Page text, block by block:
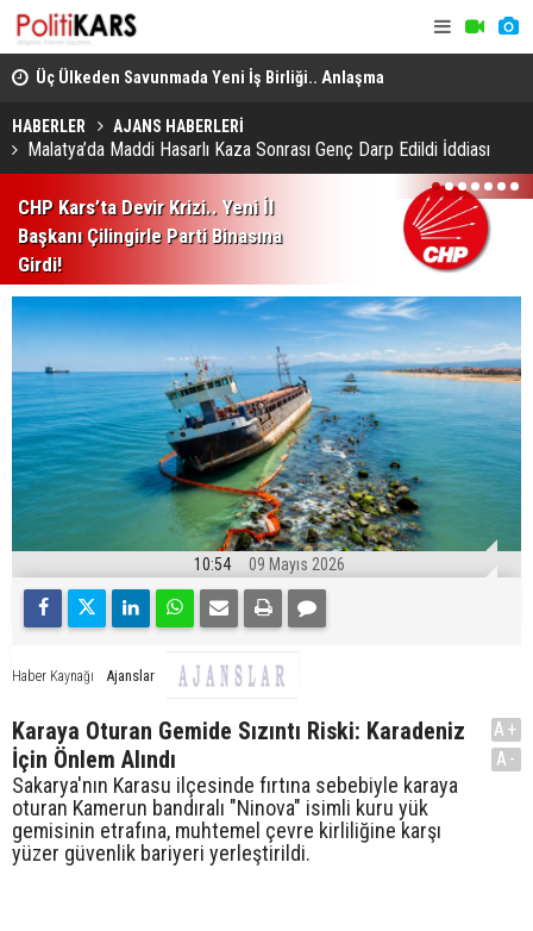
Üç Ülkeden Savunmada Yeni İş Birliği.. Anlaşma
Mekke'de Düzenlenen Zirvede İmzalandı!
HABERLER AJANS HABERLERİ
Malatya’da Maddi Hasarlı Kaza Sonrası Genç Darp Edildi İddiası
CHP Kars’ta Devir Krizi.. Yeni İl
Başkanı Çilingirle Parti Binasına
Girdi!
1 2 3 4 5 6 7
10:54 09 Mayıs 2026
Haber Kaynağı Ajanslar
Karaya Oturan Gemide Sızıntı Riski: Karadeniz
İçin Önlem Alındı
Sakarya'nın Karasu ilçesinde fırtına sebebiyle karaya
oturan Kamerun bandıralı "Ninova" isimli kuru yük
gemisinin etrafına, muhtemel çevre kirliliğine karşı
yüzer güvenlik bariyeri yerleştirildi.
A+
A-